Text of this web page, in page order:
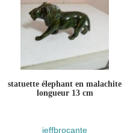
statuette élephant en malachite
longueur 13 cm
jeffbrocante